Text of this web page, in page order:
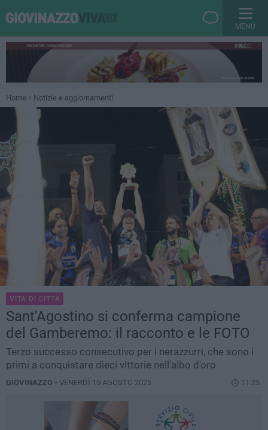
MENU
Home Notizie e aggiornamenti
VITA DI CITTÀ
Sant'Agostino si conferma campione
del Gamberemo: il racconto e le FOTO
Terzo successo consecutivo per i nerazzurri, che sono i
primi a conquistare dieci vittorie nell'albo d'oro
GIOVINAZZO - VENERDÌ 15 AGOSTO 2025 11.25